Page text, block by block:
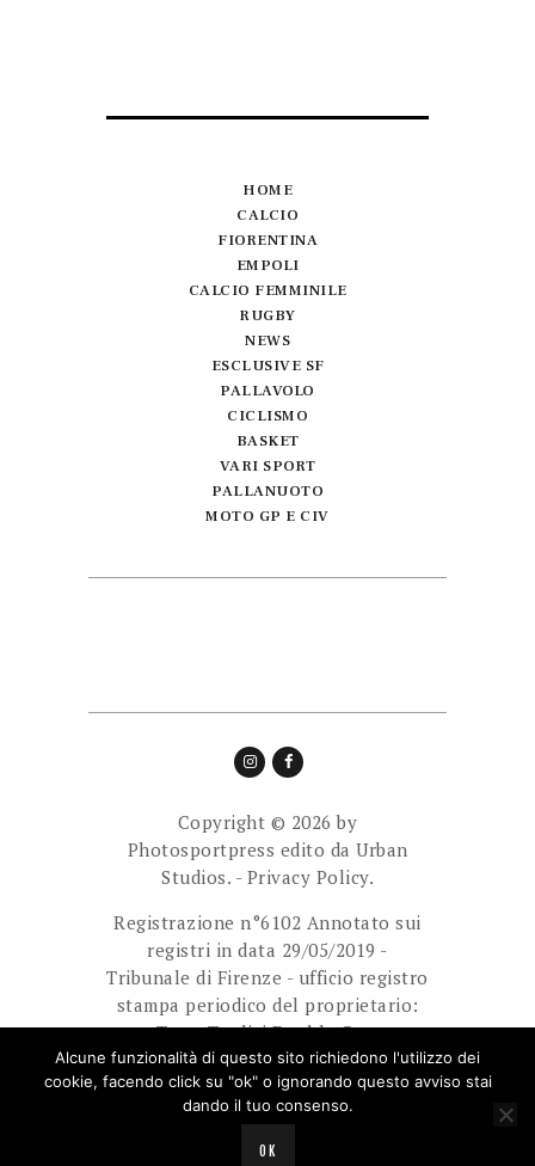
HOME
CALCIO
FIORENTINA
EMPOLI
CALCIO FEMMINILE
RUGBY
NEWS
ESCLUSIVE SF
PALLAVOLO
CICLISMO
BASKET
VARI SPORT
PALLANUOTO
MOTO GP E CIV
Copyright © 2026 by
Photosportpress edito da Urban
Studios. - Privacy Policy.
Registrazione n°6102 Annotato sui
registri in data 29/05/2019 -
Tribunale di Firenze - ufficio registro
stampa periodico del proprietario:
Team Tredici Double Cam
Ass.Sport.Dilett. Direttore
responsabile: Giuliani Paolo.
Alcune funzionalità di questo sito richiedono l'utilizzo dei
cookie, facendo click su "ok" o ignorando questo avviso stai
dando il tuo consenso.
OK